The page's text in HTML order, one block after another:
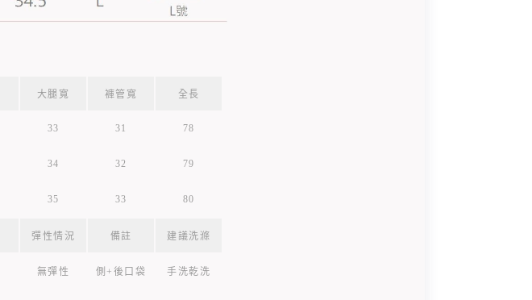
大腿寬 褲管寬 全長
33 31 78
34 32 79
35 33 80
彈性情況 備註 建議洗滌
無彈性 側+後口袋 手洗乾洗